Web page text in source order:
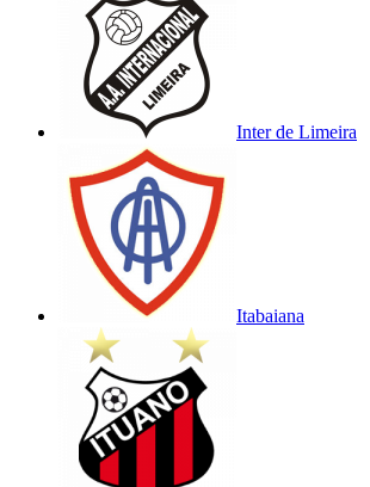
Inter de Limeira
Itabaiana